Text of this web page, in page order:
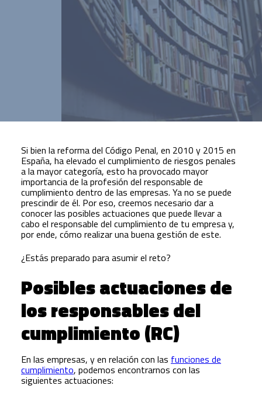
Si bien la reforma del Código Penal, en 2010 y 2015 en
España, ha elevado el cumplimiento de riesgos penales
a la mayor categoría, esto ha provocado mayor
importancia de la profesión del responsable de
cumplimiento dentro de las empresas. Ya no se puede
prescindir de él. Por eso, creemos necesario dar a
conocer las posibles actuaciones que puede llevar a
cabo el responsable del cumplimiento de tu empresa y,
por ende, cómo realizar una buena gestión de este.
¿Estás preparado para asumir el reto?
Posibles actuaciones de
los responsables del
cumplimiento (RC)
En las empresas, y en relación con las funciones de
cumplimiento, podemos encontrarnos con las
siguientes actuaciones: